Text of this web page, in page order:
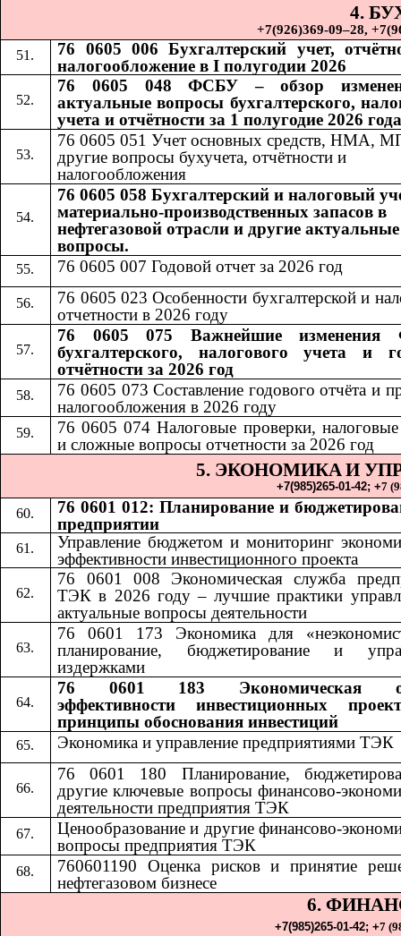
4.
+7(926)369-09–28,
76 0605 006 Бухгалтерский учет,
налогообложение в I полугодии 2026
76 0605 048 ФСБУ – обзор
актуальные вопросы бухгалтерского,
учета и отчётности за 1 полугодие 2026
76 0605 051 Учет основных средств, НМА,
другие вопросы бухучета, отчётности и
налогообложения
76 0605 058 Бухгалтерский и налоговый
материально-производственных запасов в
нефтегазовой отрасли и другие актуальные
вопросы.
76 0605 007 Годовой отчет за 2026 год
76 0605 023 Особенности бухгалтерской и
отчетности в 2026 году
76 0605 075 Важнейшие изменения
бухгалтерского, налогового учета и
отчётности за 2026 год
76 0605 073 Составление годового отчёта и
налогообложения в 2026 году
76 0605 074 Налоговые проверки,
и сложные вопросы отчетности за 2026 год
5. ЭКОНОМИКА И
+7(985)265-01-42;​​+7
76 0601 012: Планирование и
предприятии
Управление бюджетом и мониторинг
эффективности инвестиционного проекта
76 0601 008 Экономическая служба
ТЭК в 2026 году – лучшие практики
актуальные вопросы деятельности
76 0601 173 Экономика для
планирование, бюджетирование и
издержками
76 0601 183 Экономическая
эффективности инвестиционных
принципы обоснования инвестиций
Экономика и управление предприятиями ТЭК
76 0601 180 Планирование,
другие ключевые вопросы финансово-
деятельности предприятия ТЭК
Ценообразование и другие финансово-
вопросы предприятия ТЭК
760601190 Оценка рисков и принятие
нефтегазовом бизнесе
6.
+7(985)265-01-42;​​ +7